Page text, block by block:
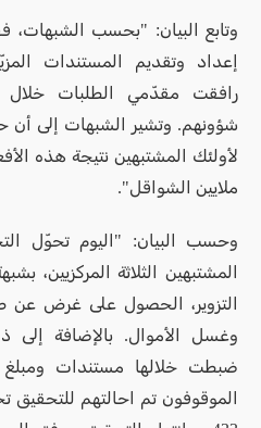
وتابع البيان: "بحسب
إعداد وتقديم المستندات
رافقت مقدّمي الطلبات خلال
شؤونهم. وتشير الشبهات إلى
لأولئك المشتبهين نتيجة هذه
ملايين الشواقل".
وحسب البيان: "اليوم تحوّل
المشتبهين الثلاثة المركزيين،
التزوير، الحصول على غرض
وغسل الأموال. بالإضافة
الموقوفون تم احالتهم